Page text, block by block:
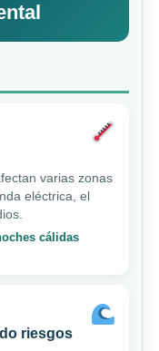
varias zonas
eléctrica, el
cálidas
riesgos